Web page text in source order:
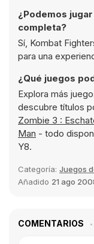
¿Podemos
completa?
Sí, Kombat
para una
¿Qué juegos
Explora más
descubre títulos
Zombie 3 :
Man - todo
Y8.
Categoría: Juegos
Añadido 21 ago
COMENTARIOS